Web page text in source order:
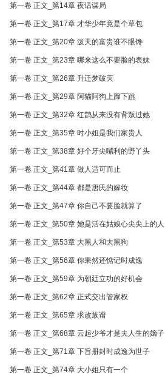
第一卷 正文_第14章 夜话谋局
第一卷 正文_第17章 才华少年竟是个草包
第一卷 正文_第20章 泼天的富贵谁不眼馋
第一卷 正文_第23章 哪来这么不要脸的表妹
第一卷 正文_第26章 升迁梦破灭
第一卷 正文_第29章 阿猫阿狗上蹿下跳
第一卷 正文_第32章 红鹊从来没有背叛过她
第一卷 正文_第35章 时小姐是我们家贵人
第一卷 正文_第38章 好个牙尖嘴利的野丫头
第一卷 正文_第41章 做人适可而止
第一卷 正文_第44章 都是唐氏的嫁妆
第一卷 正文_第47章 你自己不要脸就算了
第一卷 正文_第50章 她是活在姑娘心尖尖上的人
第一卷 正文_第53章 大黑人和大黑狗
第一卷 正文_第56章 你果然还惦记时成逸
第一卷 正文_第59章 为朝廷立功的好机会
第一卷 正文_第62章 正式交出管家权
第一卷 正文_第65章 求改族谱
第一卷 正文_第68章 云起少爷才是夫人生的嫡子
第一卷 正文_第71章 下旨册封时成逸为世子
第一卷 正文_第74章 大小姐只有一个